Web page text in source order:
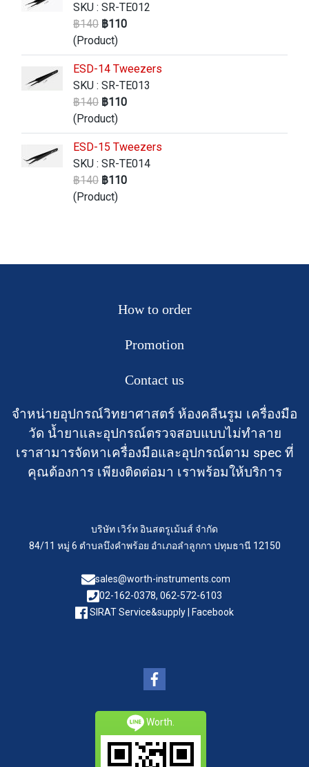
SKU : SR-TE012
฿140 ฿110
(Product)
ESD-14 Tweezers
SKU : SR-TE013
฿140 ฿110
(Product)
ESD-15 Tweezers
SKU : SR-TE014
฿140 ฿110
(Product)
How to order
Promotion
Contact us
จำหน่ายอุปกรณ์วิทยาศาสตร์ ห้องคลีนรูม เครื่องมือ
วัด น้ำยาและอุปกรณ์ตรวจสอบแบบไม่ทำลาย
เราสามารจัดหาเครื่องมือและอุปกรณ์ตาม spec ที่
คุณต้องการ เพียงติดต่อมา เราพร้อมให้บริการ
บริษัท เวิร์ท อินสตรูเม้นส์ จำกัด
84/11 หมู่ 6 ตำบลบึงคำพร้อย อำเภอลำลูกกา ปทุมธานี 12150
sales@worth-instruments.com
02-162-0378, 062-572-6103
SIRAT Service&supply | Facebook
Worth.